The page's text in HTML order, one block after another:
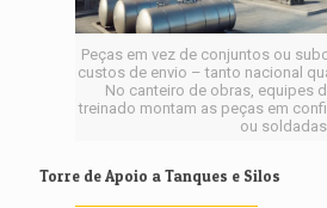
Peças em vez de conjuntos ou
custos de envio – tanto nacional
No canteiro de obras, equipes
treinado montam as peças em
ou
Torre de Apoio a Tanques e Silos